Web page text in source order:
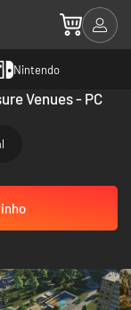
Nintendo
Venues - PC